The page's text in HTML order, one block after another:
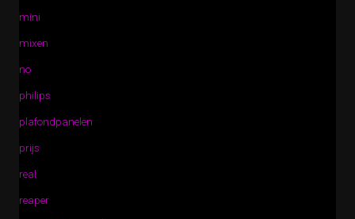
mini
mixen
no
philips
plafondpanelen
prijs
real
reaper